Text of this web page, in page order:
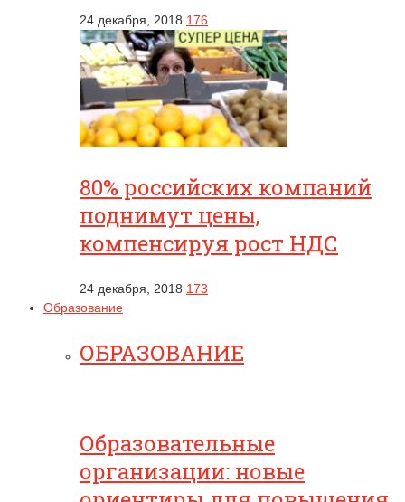
24 декабря, 2018 176
80% российских компаний
поднимут цены,
компенсируя рост НДС
24 декабря, 2018 173
Образование
ОБРАЗОВАНИЕ
Образовательные
организации: новые